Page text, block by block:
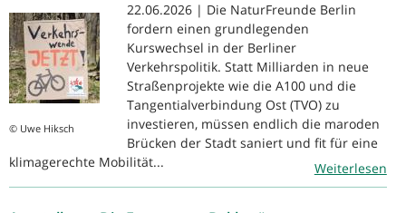
© Uwe Hiksch
22.06.2026 | Die NaturFreunde Berlin
fordern einen grundlegenden
Kurswechsel in der Berliner
Verkehrspolitik. Statt Milliarden in neue
Straßenprojekte wie die A100 und die
Tangentialverbindung Ost (TVO) zu
investieren, müssen endlich die maroden
Brücken der Stadt saniert und fit für eine
klimagerechte Mobilität...
Weiterlesen